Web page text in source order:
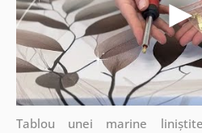
Tablou unei marine